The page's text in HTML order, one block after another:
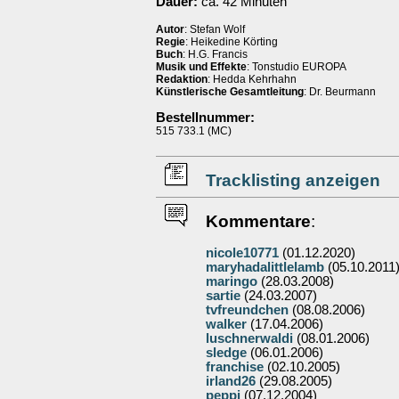
Autor: Stefan Wolf
Regie: Heikedine Körting
Buch: H.G. Francis
Musik und Effekte: Tonstudio EUROPA
Redaktion: Hedda Kehrhahn
Künstlerische Gesamtleitung: Dr. Beurmann
Bestellnummer:
515 733.1 (MC)
Tracklisting anzeigen
Kommentare:
nicole10771 (01.12.2020)
maryhadalittlelamb (05.10.2011)
maringo (28.03.2008)
sartie (24.03.2007)
tvfreundchen (08.08.2006)
walker (17.04.2006)
luschnerwaldi (08.01.2006)
sledge (06.01.2006)
franchise (02.10.2005)
irland26 (29.08.2005)
peppi (07.12.2004)